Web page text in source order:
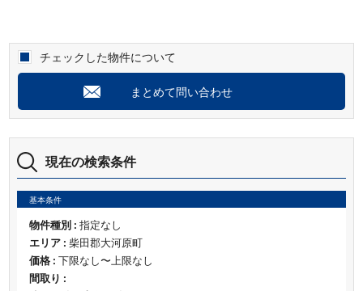
現在の検索条件
基本条件
物件種別 : 指定なし
エリア : 柴田郡大河原町
価格 : 下限なし〜上限なし
間取り :
チェックした物件について
まとめて問い合わせ